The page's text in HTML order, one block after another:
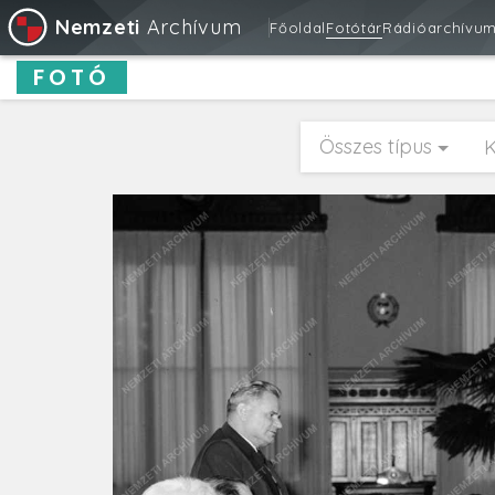
Nemzeti Archívum FőoldalFotótár
FOTÓ
Összes típus